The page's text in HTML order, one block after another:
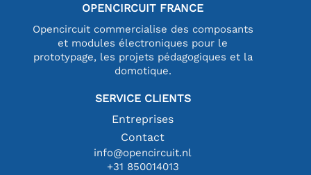
OPENCIRCUIT FRANCE
Opencircuit commercialise des composants
et modules électroniques pour le
prototypage, les projets pédagogiques et la
domotique.
SERVICE CLIENTS
Entreprises
Contact
info@opencircuit.nl
+31 850014013